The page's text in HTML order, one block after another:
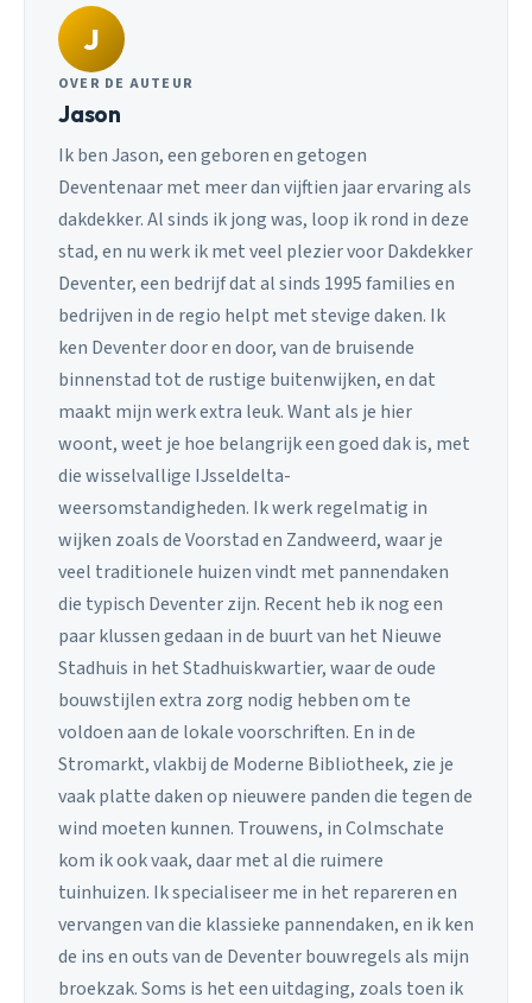
J
OVER DE AUTEUR
Jason
Ik ben Jason, een geboren en getogen
Deventenaar met meer dan vijftien jaar ervaring als
dakdekker. Al sinds ik jong was, loop ik rond in deze
stad, en nu werk ik met veel plezier voor Dakdekker
Deventer, een bedrijf dat al sinds 1995 families en
bedrijven in de regio helpt met stevige daken. Ik
ken Deventer door en door, van de bruisende
binnenstad tot de rustige buitenwijken, en dat
maakt mijn werk extra leuk. Want als je hier
woont, weet je hoe belangrijk een goed dak is, met
die wisselvallige IJsseldelta-
weersomstandigheden. Ik werk regelmatig in
wijken zoals de Voorstad en Zandweerd, waar je
veel traditionele huizen vindt met pannendaken
die typisch Deventer zijn. Recent heb ik nog een
paar klussen gedaan in de buurt van het Nieuwe
Stadhuis in het Stadhuiskwartier, waar de oude
bouwstijlen extra zorg nodig hebben om te
voldoen aan de lokale voorschriften. En in de
Stromarkt, vlakbij de Moderne Bibliotheek, zie je
vaak platte daken op nieuwere panden die tegen de
wind moeten kunnen. Trouwens, in Colmschate
kom ik ook vaak, daar met al die ruimere
tuinhuizen. Ik specialiseer me in het repareren en
vervangen van die klassieke pannendaken, en ik ken
de ins en outs van de Deventer bouwregels als mijn
broekzak. Soms is het een uitdaging, zoals toen ik